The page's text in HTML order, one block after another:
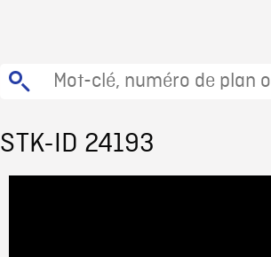
STK-ID 24193